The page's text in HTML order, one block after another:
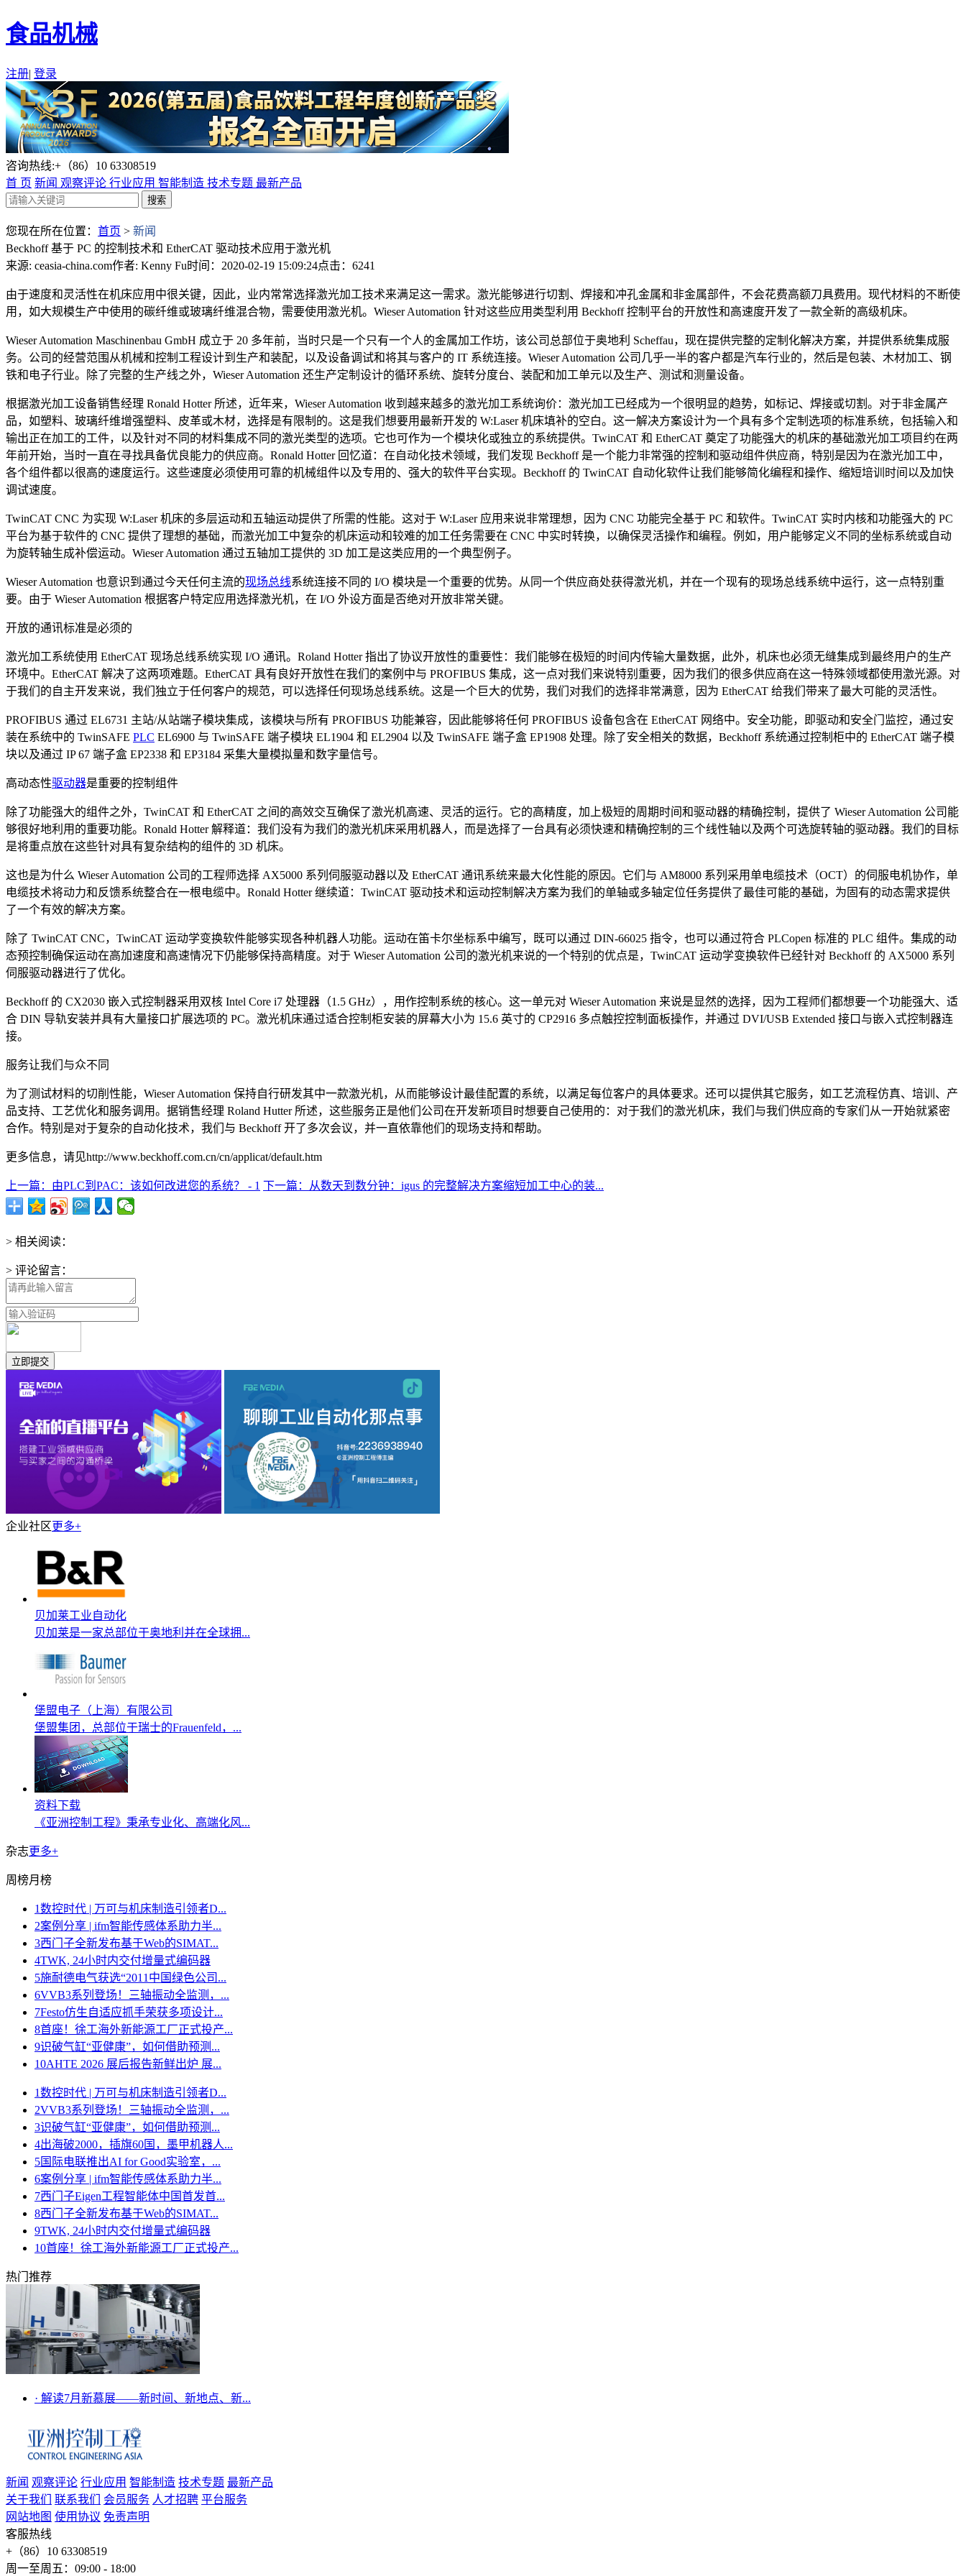
食品机械
注册| 登录
咨询热线:+（86）10 63308519
首 页 新闻 观察评论 行业应用 智能制造 技术专题 最新产品
您现在所在位置： 首页 > 新闻
Beckhoff 基于 PC 的控制技术和 EtherCAT 驱动技术应用于激光机
来源: ceasia-china.com作者: Kenny Fu时间：2020-02-19 15:09:24点击：6241
由于速度和灵活性在机床应用中很关键，因此，业内常常选择激光加工技术来满足这一需求。激光能够进行切割、焊接和冲孔金属和非金属部件，不会花费高额刀具费用。现代材料的不断使
用，如大规模生产中使用的碳纤维或玻璃纤维混合物，需要使用激光机。Wieser Automation 针对这些应用类型利用 Beckhoff 控制平台的开放性和高速度开发了一款全新的高级机床。
Wieser Automation Maschinenbau GmbH 成立于 20 多年前，当时只是一个只有一个人的金属加工作坊，该公司总部位于奥地利 Scheffau，现在提供完整的定制化解决方案，并提供系统集成服
务。公司的经营范围从机械和控制工程设计到生产和装配，以及设备调试和将其与客户的 IT 系统连接。Wieser Automation 公司几乎一半的客户都是汽车行业的，然后是包装、木材加工、钢
铁和电子行业。除了完整的生产线之外，Wieser Automation 还生产定制设计的循环系统、旋转分度台、装配和加工单元以及生产、测试和测量设备。
根据激光加工设备销售经理 Ronald Hotter 所述，近年来，Wieser Automation 收到越来越多的激光加工系统询价：激光加工已经成为一个很明显的趋势，如标记、焊接或切割。对于非金属产
品，如塑料、玻璃纤维增强塑料、皮革或木材，选择是有限制的。这是我们想要用最新开发的 W:Laser 机床填补的空白。这一解决方案设计为一个具有多个定制选项的标准系统，包括输入和
输出正在加工的工件，以及针对不同的材料集成不同的激光类型的选项。它也可作为一个模块化或独立的系统提供。TwinCAT 和 EtherCAT 奠定了功能强大的机床的基础激光加工项目约在两
年前开始，当时一直在寻找具备优良能力的供应商。Ronald Hotter 回忆道：在自动化技术领域，我们发现 Beckhoff 是一个能力非常强的控制和驱动组件供应商，特别是因为在激光加工中，
各个组件都以很高的速度运行。这些速度必须使用可靠的机械组件以及专用的、强大的软件平台实现。Beckhoff 的 TwinCAT 自动化软件让我们能够简化编程和操作、缩短培训时间以及加快
调试速度。
TwinCAT CNC 为实现 W:Laser 机床的多层运动和五轴运动提供了所需的性能。这对于 W:Laser 应用来说非常理想，因为 CNC 功能完全基于 PC 和软件。TwinCAT 实时内核和功能强大的 PC
平台为基于软件的 CNC 提供了理想的基础，而激光加工中复杂的机床运动和较难的加工任务需要在 CNC 中实时转换，以确保灵活操作和编程。例如，用户能够定义不同的坐标系统或自动
为旋转轴生成补偿运动。Wieser Automation 通过五轴加工提供的 3D 加工是这类应用的一个典型例子。
Wieser Automation 也意识到通过今天任何主流的现场总线系统连接不同的 I/O 模块是一个重要的优势。从同一个供应商处获得激光机，并在一个现有的现场总线系统中运行，这一点特别重
要。由于 Wieser Automation 根据客户特定应用选择激光机，在 I/O 外设方面是否绝对开放非常关键。
开放的通讯标准是必须的
激光加工系统使用 EtherCAT 现场总线系统实现 I/O 通讯。Roland Hotter 指出了协议开放性的重要性：我们能够在极短的时间内传输大量数据，此外，机床也必须无缝集成到最终用户的生产
环境中。EtherCAT 解决了这两项难题。EtherCAT 具有良好开放性在我们的案例中与 PROFIBUS 集成，这一点对我们来说特别重要，因为我们的很多供应商在这一特殊领域都使用激光源。对
于我们的自主开发来说，我们独立于任何客户的规范，可以选择任何现场总线系统。这是一个巨大的优势，我们对我们的选择非常满意，因为 EtherCAT 给我们带来了最大可能的灵活性。
PROFIBUS 通过 EL6731 主站/从站端子模块集成，该模块与所有 PROFIBUS 功能兼容，因此能够将任何 PROFIBUS 设备包含在 EtherCAT 网络中。安全功能，即驱动和安全门监控，通过安
装在系统中的 TwinSAFE PLC EL6900 与 TwinSAFE 端子模块 EL1904 和 EL2904 以及 TwinSAFE 端子盒 EP1908 处理。除了安全相关的数据，Beckhoff 系统通过控制柜中的 EtherCAT 端子模
块以及通过 IP 67 端子盒 EP2338 和 EP3184 采集大量模拟量和数字量信号。
高动态性驱动器是重要的控制组件
除了功能强大的组件之外，TwinCAT 和 EtherCAT 之间的高效交互确保了激光机高速、灵活的运行。它的高精度，加上极短的周期时间和驱动器的精确控制，提供了 Wieser Automation 公司能
够很好地利用的重要功能。Ronald Hotter 解释道：我们没有为我们的激光机床采用机器人，而是选择了一台具有必须快速和精确控制的三个线性轴以及两个可选旋转轴的驱动器。我们的目标
是将重点放在这些针对具有复杂结构的组件的 3D 机床。
这也是为什么 Wieser Automation 公司的工程师选择 AX5000 系列伺服驱动器以及 EtherCAT 通讯系统来最大化性能的原因。它们与 AM8000 系列采用单电缆技术（OCT）的伺服电机协作，单
电缆技术将动力和反馈系统整合在一根电缆中。Ronald Hotter 继续道：TwinCAT 驱动技术和运动控制解决方案为我们的单轴或多轴定位任务提供了最佳可能的基础，为固有的动态需求提供
了一个有效的解决方案。
除了 TwinCAT CNC，TwinCAT 运动学变换软件能够实现各种机器人功能。运动在笛卡尔坐标系中编写，既可以通过 DIN-66025 指令，也可以通过符合 PLCopen 标准的 PLC 组件。集成的动
态预控制确保运动在高加速度和高速情况下仍能够保持高精度。对于 Wieser Automation 公司的激光机来说的一个特别的优点是，TwinCAT 运动学变换软件已经针对 Beckhoff 的 AX5000 系列
伺服驱动器进行了优化。
Beckhoff 的 CX2030 嵌入式控制器采用双核 Intel Core i7 处理器（1.5 GHz），用作控制系统的核心。这一单元对 Wieser Automation 来说是显然的选择，因为工程师们都想要一个功能强大、适
合 DIN 导轨安装并具有大量接口扩展选项的 PC。激光机床通过适合控制柜安装的屏幕大小为 15.6 英寸的 CP2916 多点触控控制面板操作，并通过 DVI/USB Extended 接口与嵌入式控制器连
接。
服务让我们与众不同
为了测试材料的切削性能，Wieser Automation 保持自行研发其中一款激光机，从而能够设计最佳配置的系统，以满足每位客户的具体要求。还可以提供其它服务，如工艺流程仿真、培训、产
品支持、工艺优化和服务调用。据销售经理 Roland Hutter 所述，这些服务正是他们公司在开发新项目时想要自己使用的：对于我们的激光机床，我们与我们供应商的专家们从一开始就紧密
合作。特别是对于复杂的自动化技术，我们与 Beckhoff 开了多次会议，并一直依靠他们的现场支持和帮助。
更多信息，请见http://www.beckhoff.com.cn/cn/applicat/default.htm
上一篇：由PLC到PAC：该如何改进您的系统？ - 1 下一篇：从数天到数分钟：igus 的完整解决方案缩短加工中心的装...
> 相关阅读：
> 评论留言：
企业社区更多+
贝加莱工业自动化
贝加莱是一家总部位于奥地利并在全球拥...
堡盟电子（上海）有限公司
堡盟集团，总部位于瑞士的Frauenfeld，...
资料下载
《亚洲控制工程》秉承专业化、高端化风...
杂志更多+
周榜月榜
1数控时代 | 万可与机床制造引领者D...
2案例分享 | ifm智能传感体系助力半...
3西门子全新发布基于Web的SIMAT...
4TWK, 24小时内交付增量式编码器
5施耐德电气获选“2011中国绿色公司...
6VVB3系列登场！三轴振动全监测，...
7Festo仿生自适应抓手荣获多项设计...
8首座！徐工海外新能源工厂正式投产...
9识破气缸“亚健康”，如何借助预测...
10AHTE 2026 展后报告新鲜出炉 展...
1数控时代 | 万可与机床制造引领者D...
2VVB3系列登场！三轴振动全监测，...
3识破气缸“亚健康”，如何借助预测...
4出海破2000，插旗60国，墨甲机器人...
5国际电联推出AI for Good实验室，...
6案例分享 | ifm智能传感体系助力半...
7西门子Eigen工程智能体中国首发首...
8西门子全新发布基于Web的SIMAT...
9TWK, 24小时内交付增量式编码器
10首座！徐工海外新能源工厂正式投产...
热门推荐
· 解读7月新慕展——新时间、新地点、新...
新闻 观察评论 行业应用 智能制造 技术专题 最新产品
关于我们
联系我们 会员服务 人才招聘 平台服务
网站地图 使用协议 免责声明
客服热线
+（86）10 63308519
周一至周五：09:00 - 18:00